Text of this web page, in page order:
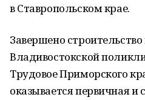
в Ставропольском крае.
Завершено строительство
Владивостокской
Трудовое Приморского
оказывается первичная и